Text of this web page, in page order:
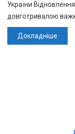
України
довготривалою
Докладніше